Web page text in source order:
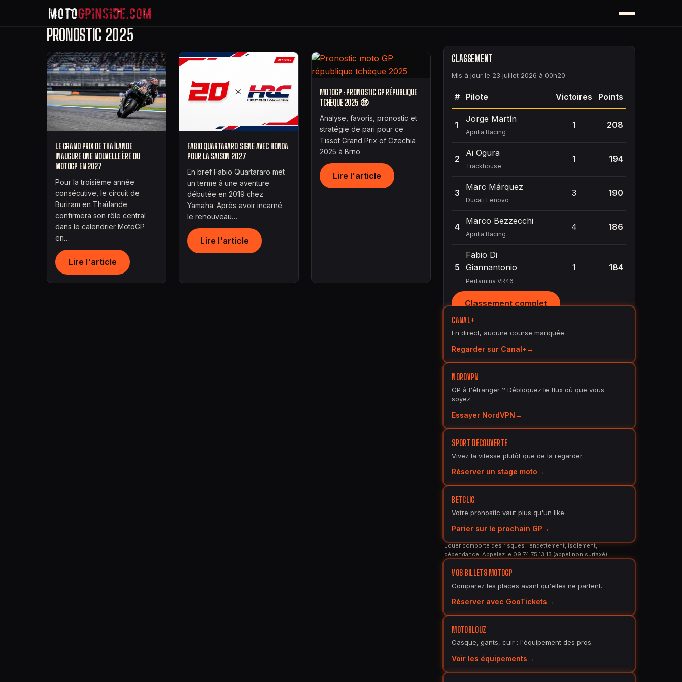
PRONOSTIC 2025
LE GRAND PRIX DE THAÏLANDE
INAUGURE UNE NOUVELLE ÈRE DU
MOTOGP EN 2027
Pour la troisième année
consécutive, le circuit de
Buriram en Thaïlande
confirmera son rôle central
dans le calendrier MotoGP
en…
Lire l'article
FABIO QUARTARARO SIGNE AVEC HONDA
POUR LA SAISON 2027
En bref Fabio Quartararo met
un terme à une aventure
débutée en 2019 chez
Yamaha. Après avoir incarné
le renouveau…
Lire l'article
MOTOGP : PRONOSTIC GP RÉPUBLIQUE
TCHÈQUE 2025 🤑
Analyse, favoris, pronostic et
stratégie de pari pour ce
Tissot Grand Prix of Czechia
2025 à Brno
Lire l'article
CLASSEMENT
Mis à jour le 23 juillet 2026 à 00h20
# Pilote Victoires Points
1
Jorge Martín
Aprilia Racing
1 208
2
Ai Ogura
Trackhouse
1 194
3
Marc Márquez
Ducati Lenovo
3 190
4
Marco Bezzecchi
Aprilia Racing
4 186
5
Fabio Di
Giannantonio
Pertamina VR46
1 184
Classement complet
CANAL+
En direct, aucune course manquée.
Regarder sur Canal+
NORDVPN
GP à l'étranger ? Débloquez le flux où que vous
soyez.
Essayer NordVPN
SPORT DÉCOUVERTE
Vivez la vitesse plutôt que de la regarder.
Réserver un stage moto
BETCLIC
Votre pronostic vaut plus qu'un like.
Parier sur le prochain GP
Jouer comporte des risques : endettement, isolement,
dépendance. Appelez le 09 74 75 13 13 (appel non surtaxé).
VOS BILLETS MOTOGP
Comparez les places avant qu'elles ne partent.
Réserver avec GooTickets
MOTOBLOUZ
Casque, gants, cuir : l'équipement des pros.
Voir les équipements